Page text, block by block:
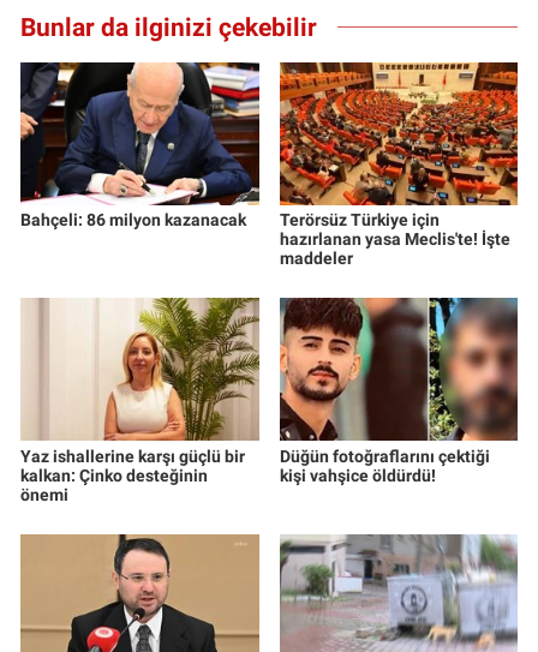
Bunlar da ilginizi çekebilir
Bahçeli: 86 milyon kazanacak
Terörsüz Türkiye için
hazırlanan yasa Meclis'te! İşte
maddeler
Yaz ishallerine karşı güçlü bir
kalkan: Çinko desteğinin
önemi
Düğün fotoğraflarını çektiği
kişi vahşice öldürdü!
Türkiye'nin Gündemi
Yerel Gündem
Yerel Yaşam
Canlı Yayın